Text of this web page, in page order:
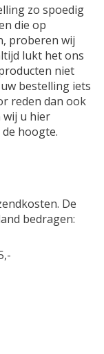
zo spoedig
die op
proberen wij
lukt het ons
niet
bestelling iets
reden dan ook
wij u hier
hoogte.
De
bedragen: